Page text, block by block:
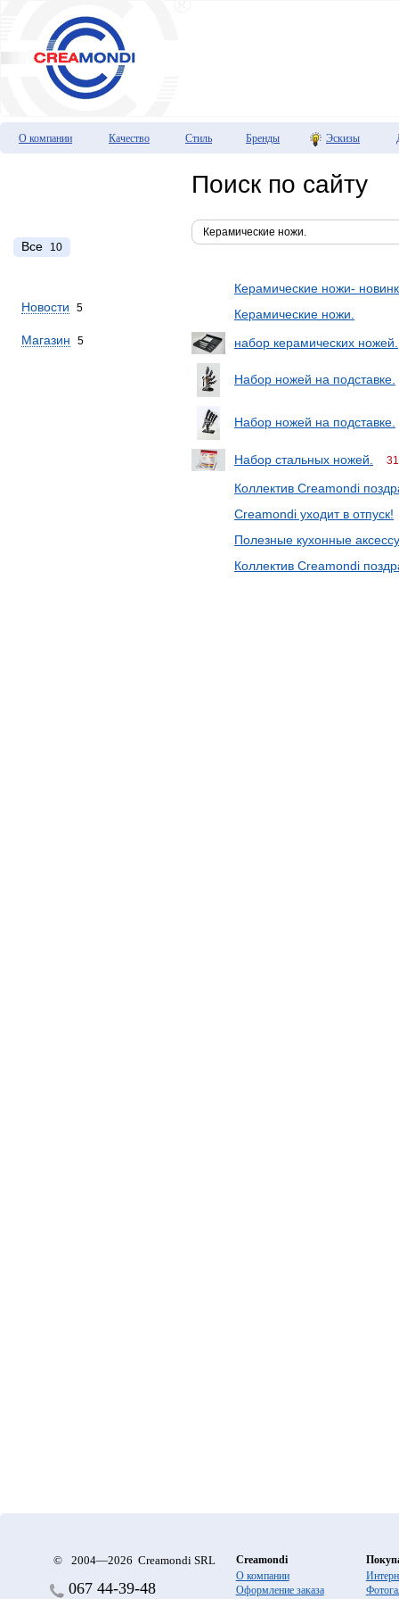
О компании Качество Стиль Бренды Эскизы
Все 10
Новости 5
Магазин 5
Поиск по сайту
Керамические ножи-
Керамические ножи.
набор керамических ножей.
Набор ножей на подставке.
Набор ножей на подставке.
Набор стальных ножей.
Коллектив Creamondi
Creamondi уходит в отпуск!
Полезные кухонные
Коллектив Creamondi
© 2004—2026 Creamondi SRL
067 44-39-48
Creamondi
О компании
Оформление заказа